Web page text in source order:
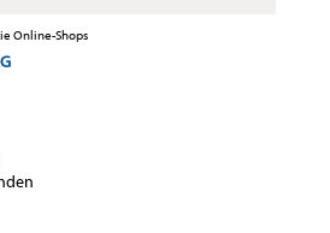
Online-Shops